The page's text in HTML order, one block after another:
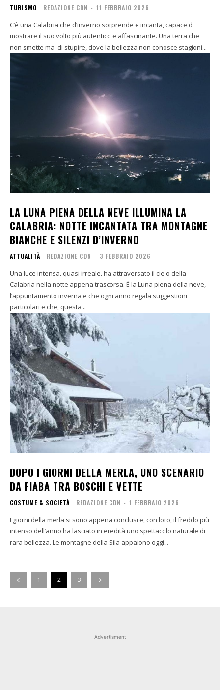
TURISMO REDAZIONE CDN - 11 FEBBRAIO 2026
C’è una Calabria che d’inverno sorprende e incanta, capace di
mostrare il suo volto più autentico e affascinante. Una terra che
non smette mai di stupire, dove la bellezza non conosce stagioni...
LA LUNA PIENA DELLA NEVE ILLUMINA LA
CALABRIA: NOTTE INCANTATA TRA MONTAGNE
BIANCHE E SILENZI D’INVERNO
ATTUALITÀ REDAZIONE CDN - 3 FEBBRAIO 2026
Una luce intensa, quasi irreale, ha attraversato il cielo della
Calabria nella notte appena trascorsa. È la Luna piena della neve,
l’appuntamento invernale che ogni anno regala suggestioni
particolari e che, questa...
DOPO I GIORNI DELLA MERLA, UNO SCENARIO
DA FIABA TRA BOSCHI E VETTE
COSTUME & SOCIETÀ REDAZIONE CDN - 1 FEBBRAIO 2026
I giorni della merla si sono appena conclusi e, con loro, il freddo più
intenso dell’anno ha lasciato in eredità uno spettacolo naturale di
rara bellezza. Le montagne della Sila appaiono oggi...
1 2 3
Advertisment